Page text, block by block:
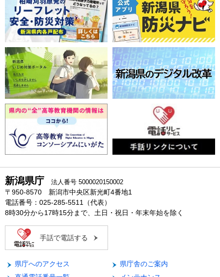
新潟県庁 法人番号 5000020150002
〒950-8570 新潟市中央区新光町4番地1
電話番号：025-285-5511（代表）
8時30分から17時15分まで、土日・祝日・年末年始を除く
手話で電話する
県庁へのアクセス
県庁舎のご案内